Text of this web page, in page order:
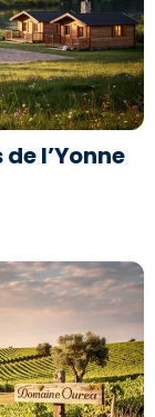
l’Yonne